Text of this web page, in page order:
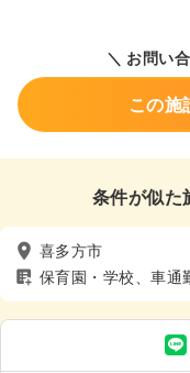
＼ お問い
この施
条件が似た
喜多方市
保育園・学校、車通